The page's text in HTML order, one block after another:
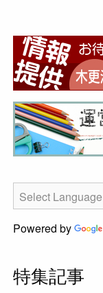
Powered by
特集記事